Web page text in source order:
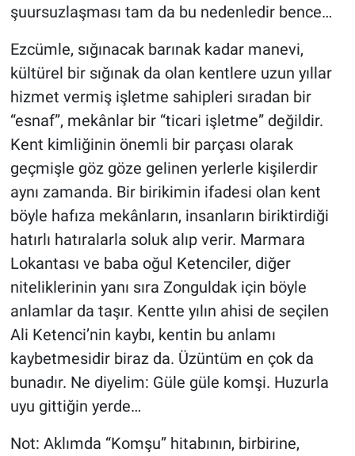
şuursuzlaşması tam da bu nedenledir bence…
Ezcümle, sığınacak barınak kadar manevi,
kültürel bir sığınak da olan kentlere uzun yıllar
hizmet vermiş işletme sahipleri sıradan bir
“esnaf”, mekânlar bir “ticari işletme” değildir.
Kent kimliğinin önemli bir parçası olarak
geçmişle göz göze gelinen yerlerle kişilerdir
aynı zamanda. Bir birikimin ifadesi olan kent
böyle hafıza mekânların, insanların biriktirdiği
hatırlı hatıralarla soluk alıp verir. Marmara
Lokantası ve baba oğul Ketenciler, diğer
niteliklerinin yanı sıra Zonguldak için böyle
anlamlar da taşır. Kentte yılın ahisi de seçilen
Ali Ketenci’nin kaybı, kentin bu anlamı
kaybetmesidir biraz da. Üzüntüm en çok da
bunadır. Ne diyelim: Güle güle komşi. Huzurla
uyu gittiğin yerde…
Not: Aklımda “Komşu” hitabının, birbirine,